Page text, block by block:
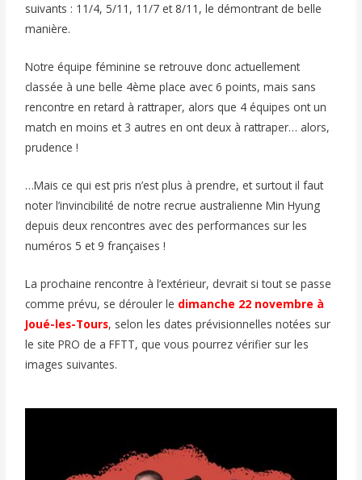
suivants : 11/4, 5/11, 11/7 et 8/11, le démontrant de belle
manière.
Notre équipe féminine se retrouve donc actuellement
classée à une belle 4ème place avec 6 points, mais sans
rencontre en retard à rattraper, alors que 4 équipes ont un
match en moins et 3 autres en ont deux à rattraper… alors,
prudence !
…Mais ce qui est pris n’est plus à prendre, et surtout il faut
noter l’invincibilité de notre recrue australienne Min Hyung
depuis deux rencontres avec des performances sur les
numéros 5 et 9 françaises !
La prochaine rencontre à l’extérieur, devrait si tout se passe
comme prévu, se dérouler le dimanche 22 novembre à
Joué-les-Tours, selon les dates prévisionnelles notées sur
le site PRO de a FFTT, que vous pourrez vérifier sur les
images suivantes.